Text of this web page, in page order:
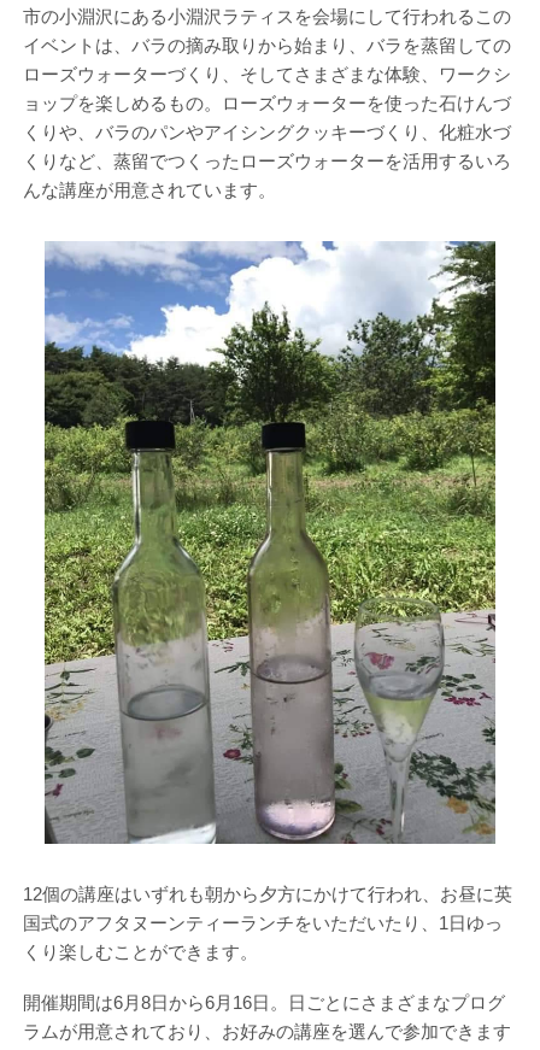
市の小淵沢にある小淵沢ラティスを会場にして行われるこの
イベントは、バラの摘み取りから始まり、バラを蒸留しての
ローズウォーターづくり、そしてさまざまな体験、ワークシ
ョップを楽しめるもの。ローズウォーターを使った石けんづ
くりや、バラのパンやアイシングクッキーづくり、化粧水づ
くりなど、蒸留でつくったローズウォーターを活用するいろ
んな講座が用意されています。
12個の講座はいずれも朝から夕方にかけて行われ、お昼に英
国式のアフタヌーンティーランチをいただいたり、1日ゆっ
くり楽しむことができます。
開催期間は6月8日から6月16日。日ごとにさまざまなプログ
ラムが用意されており、お好みの講座を選んで参加できます